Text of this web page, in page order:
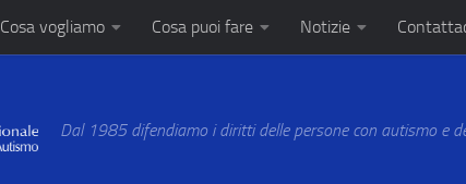
Cosa vogliamo Cosa puoi fare Notizie
Dal 1985 difendiamo i diritti delle persone con autismo e